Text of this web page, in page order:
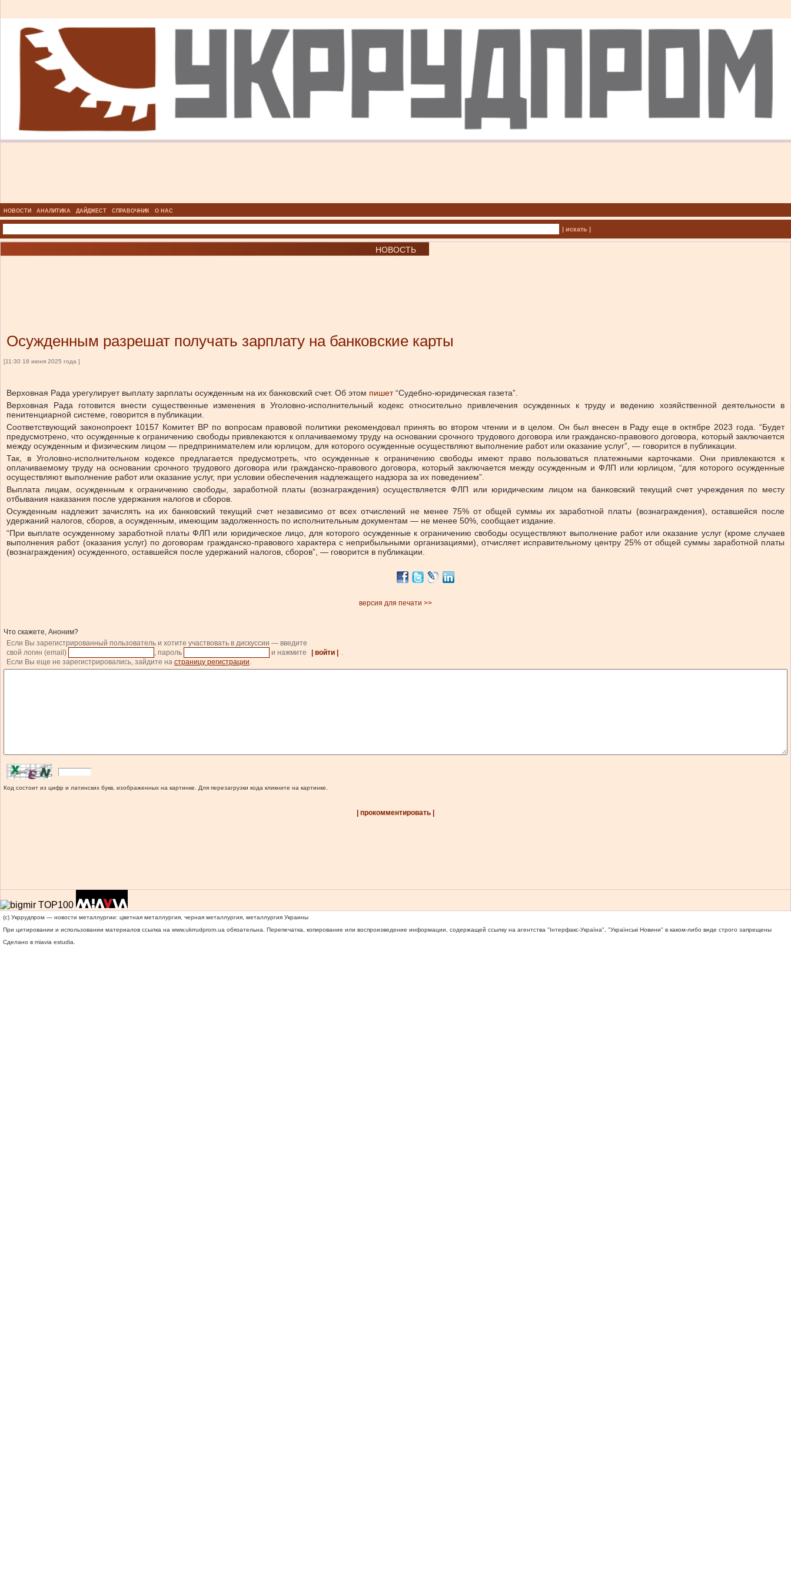
НОВОСТИ АНАЛИТИКА ДАЙДЖЕСТ СПРАВОЧНИК О НАС
| искать |
НОВОСТЬ
Осужденным разрешат получать зарплату на банковские карты
[11:30 18 июня 2025 года ]
Верховная Рада урегулирует выплату зарплаты осужденным на их банковский счет. Об этом пишет “Судебно-юридическая газета”.
Верховная Рада готовится внести существенные изменения в Уголовно-исполнительный кодекс относительно привлечения осужденных к труду и ведению хозяйственной деятельности в
пенитенциарной системе, говорится в публикации.
Соответствующий законопроект 10157 Комитет ВР по вопросам правовой политики рекомендовал принять во втором чтении и в целом. Он был внесен в Раду еще в октябре 2023 года.
“Будет
предусмотрено, что осужденные к ограничению свободы привлекаются к оплачиваемому труду на основании срочного трудового договора или гражданско-правового договора, который заключается
между осужденным и физическим лицом — предпринимателем или юрлицом, для которого осужденные осуществляют выполнение работ или оказание услуг”, — говорится в публикации.
Так, в Уголовно-исполнительном кодексе предлагается предусмотреть, что осужденные к ограничению свободы имеют право пользоваться платежными карточками. Они привлекаются к
оплачиваемому труду на основании срочного трудового договора или гражданско-правового договора, который заключается между осужденным и ФЛП или юрлицом, “для которого осужденные
осуществляют выполнение работ или оказание услуг, при условии обеспечения надлежащего надзора за их поведением”.
Выплата лицам, осужденным к ограничению свободы, заработной платы (вознаграждения) осуществляется ФЛП или юридическим лицом на банковский текущий счет учреждения по месту
отбывания наказания после удержания налогов и сборов.
Осужденным надлежит зачислять на их банковский текущий счет независимо от всех отчислений не менее 75% от общей суммы их заработной платы (вознаграждения), оставшейся после
удержаний налогов, сборов, а осужденным, имеющим задолженность по исполнительным документам — не менее 50%, сообщает издание.
“При выплате осужденному заработной платы ФЛП или юридическое лицо, для которого осужденные к ограничению свободы осуществляют выполнение работ или оказание услуг (кроме случаев
выполнения работ (оказания услуг) по договорам гражданско-правового характера с неприбыльными организациями), отчисляет исправительному центру 25% от общей суммы заработной платы
(вознаграждения) осужденного, оставшейся после удержаний налогов, сборов”, — говорится в публикации.
версия для печати >>
Что скажете, Аноним?
Если Вы зарегистрированный пользователь и хотите участвовать в дискуссии — введите
свой логин (email)
, пароль и нажмите | войти |
.
Если Вы еще не зарегистрировались, зайдите на страницу регистрации.
Код состоит из цифр и латинских букв, изображенных на картинке. Для перезагрузки кода кликните на картинке.
| прокомментировать |
(c) Укррудпром — новости металлургии: цветная металлургия, черная металлургия, металлургия Украины
При цитировании и использовании материалов ссылка на www.ukrrudprom.ua обязательна. Перепечатка, копирование или воспроизведение информации, содержащей ссылку на агентства "Iнтерфакс-Україна", "Українськi Новини" в каком-либо виде строго запрещены
Сделано в miavia estudia.